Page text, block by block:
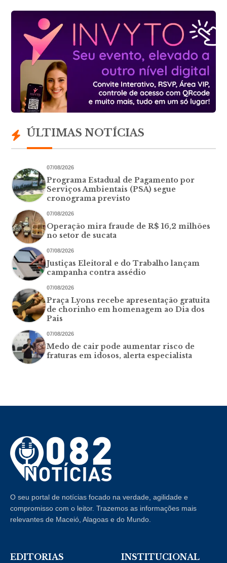
ÚLTIMAS NOTÍCIAS
07/08/2026
Programa Estadual de Pagamento por
Serviços Ambientais (PSA) segue
cronograma previsto
07/08/2026
Operação mira fraude de R$ 16,2 milhões
no setor de sucata
07/08/2026
Justiças Eleitoral e do Trabalho lançam
campanha contra assédio
07/08/2026
Praça Lyons recebe apresentação gratuita
de chorinho em homenagem ao Dia dos
Pais
07/08/2026
Medo de cair pode aumentar risco de
fraturas em idosos, alerta especialista
O seu portal de notícias focado na verdade, agilidade e
compromisso com o leitor. Trazemos as informações mais
relevantes de Maceió, Alagoas e do Mundo.
EDITORIAS INSTITUCIONAL